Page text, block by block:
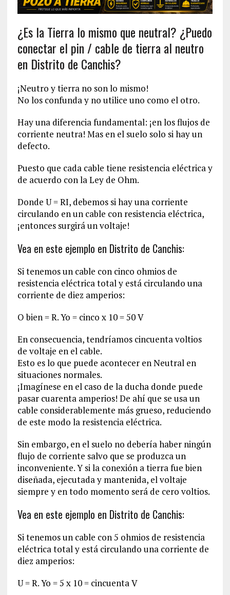
¿Es la Tierra lo mismo que neutral? ¿Puedo
conectar el pin / cable de tierra al neutro
en Distrito de Canchis?
¡Neutro y tierra no son lo mismo!
No los confunda y no utilice uno como el otro.
Hay una diferencia fundamental: ¡en los flujos de
corriente neutra! Mas en el suelo solo si hay un
defecto.
Puesto que cada cable tiene resistencia eléctrica y
de acuerdo con la Ley de Ohm.
Donde U = RI, debemos si hay una corriente
circulando en un cable con resistencia eléctrica,
¡entonces surgirá un voltaje!
Vea en este ejemplo en Distrito de Canchis:
Si tenemos un cable con cinco ohmios de
resistencia eléctrica total y está circulando una
corriente de diez amperios:
O bien = R. Yo = cinco x 10 = 50 V
En consecuencia, tendríamos cincuenta voltios
de voltaje en el cable.
Esto es lo que puede acontecer en Neutral en
situaciones normales.
¡Imagínese en el caso de la ducha donde puede
pasar cuarenta amperios! De ahí que se usa un
cable considerablemente más grueso, reduciendo
de este modo la resistencia eléctrica.
Sin embargo, en el suelo no debería haber ningún
flujo de corriente salvo que se produzca un
inconveniente. Y si la conexión a tierra fue bien
diseñada, ejecutada y mantenida, el voltaje
siempre y en todo momento será de cero voltios.
Vea en este ejemplo en Distrito de Canchis:
Si tenemos un cable con 5 ohmios de resistencia
eléctrica total y está circulando una corriente de
diez amperios:
U = R. Yo = 5 x 10 = cincuenta V